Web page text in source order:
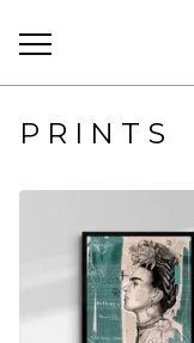
P R I N T S